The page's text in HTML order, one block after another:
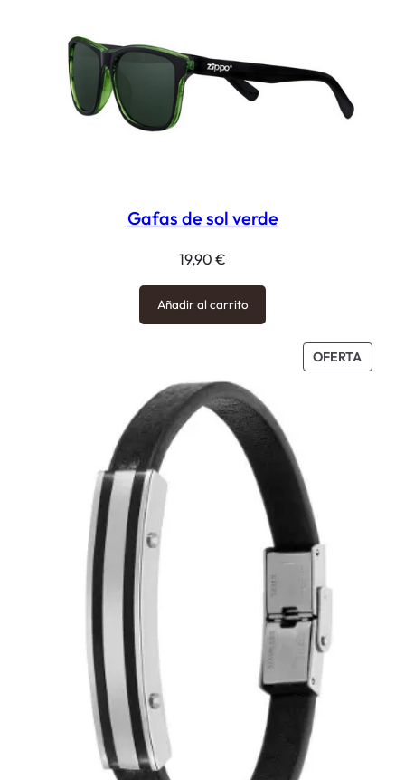
Gafas de sol verde
19,90 €
Añadir al carrito
OFERTA
EN